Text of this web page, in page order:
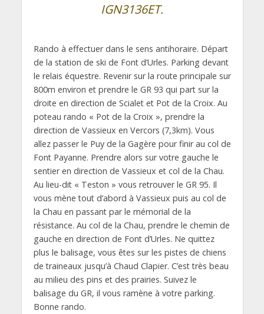
IGN3136ET.
Rando à effectuer dans le sens antihoraire. Départ
de la station de ski de Font d’Urles. Parking devant
le relais équestre. Revenir sur la route principale sur
800m environ et prendre le GR 93 qui part sur la
droite en direction de Scialet et Pot de la Croix. Au
poteau rando « Pot de la Croix », prendre la
direction de Vassieux en Vercors (7,3km). Vous
allez passer le Puy de la Gagère pour finir au col de
Font Payanne. Prendre alors sur votre gauche le
sentier en direction de Vassieux et col de la Chau.
Au lieu-dit « Teston » vous retrouver le GR 95. Il
vous mène tout d’abord à Vassieux puis au col de
la Chau en passant par le mémorial de la
résistance. Au col de la Chau, prendre le chemin de
gauche en direction de Font d’Urles. Ne quittez
plus le balisage, vous êtes sur les pistes de chiens
de traineaux jusqu’à Chaud Clapier. C’est très beau
au milieu des pins et des prairies. Suivez le
balisage du GR, il vous ramène à votre parking.
Bonne rando.